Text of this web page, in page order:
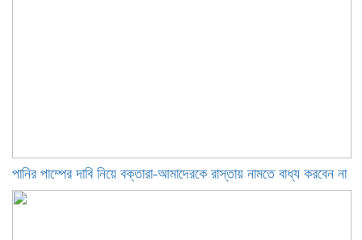
পানির পাম্পের দাবি নিয়ে বক্তারা-আমাদেরকে রাস্তায় নামতে বাধ্য করবেন না